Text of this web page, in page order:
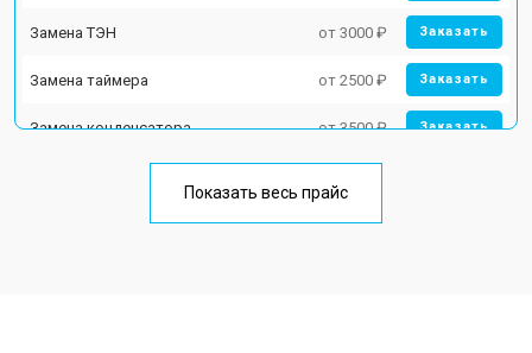
Замена ТЭН от 3000 ₽ Заказать
Замена таймера от 2500 ₽ Заказать
Замена конденсатора от 3500 ₽ Заказать
Ремонт платы управления
Замена лампочки от 2400 ₽
Показать весь прайс